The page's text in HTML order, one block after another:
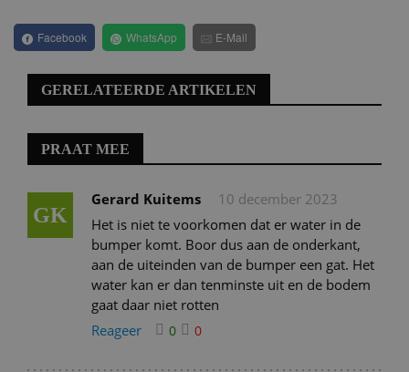
Facebook WhatsApp E-Mail
GERELATEERDE ARTIKELEN
PRAAT MEE
GK
Gerard Kuitems
10 december 2023
Het is niet te voorkomen dat er water in de
bumper komt. Boor dus aan de onderkant,
aan de uiteinden van de bumper een gat. Het
water kan er dan tenminste uit en de bodem
gaat daar niet rotten
Reageer
0 0